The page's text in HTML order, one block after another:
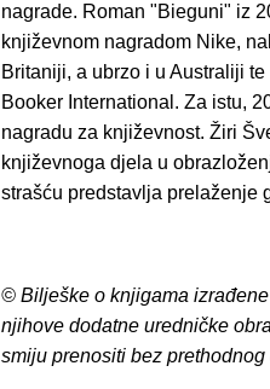
nagrade. Roman "Bieguni" iz
književnom nagradom Nike,
Britaniji, a ubrzo i u Australiji
Booker International. Za istu,
nagradu za književnost. Žiri
književnoga djela u
strašću predstavlja prelaženje
© Bilješke o knjigama
njihove dodatne uredničke
smiju prenositi bez